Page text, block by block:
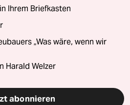
Ihrem Briefkasten
„Was wäre, wenn wir
Harald Welzer
abonnieren